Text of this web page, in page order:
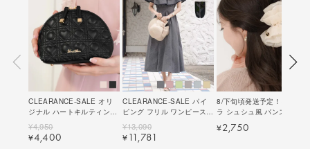
CLEARANCE-SALE オリ
ジナル ハートキルティング
ハーフムーン ポーチ le
reve vaniller 全2色｜
lvn927-2040【1】
¥4,950
¥4,400
CLEARANCE-SALE パイ
ピング フリル ワンピース
le reve vaniller 全6色 ｜
lvn321-1649【11】
¥13,090
¥ 11,781
8/下旬頃発送予定！キラキ
ラ シュシュ風 バンスクリッ
プ le reve vaniller 全2色｜
lvn955-2025【8】
¥2,750